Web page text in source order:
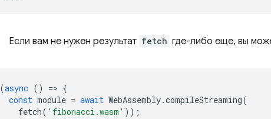
Если вам не нужен результат fetch где-либо еще, вы
(async () => {
const module = await WebAssembly.compileStreaming(
fetch( 'fibonacci.wasm' ));